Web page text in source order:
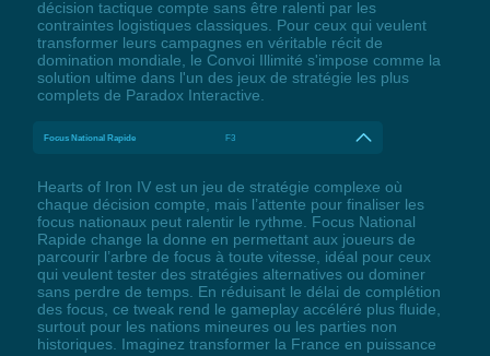
décision tactique compte sans être ralenti par les
contraintes logistiques classiques. Pour ceux qui veulent
transformer leurs campagnes en véritable récit de
domination mondiale, le Convoi Illimité s'impose comme la
solution ultime dans l'un des jeux de stratégie les plus
complets de Paradox Interactive.
Focus National Rapide F3
Hearts of Iron IV est un jeu de stratégie complexe où
chaque décision compte, mais l’attente pour finaliser les
focus nationaux peut ralentir le rythme. Focus National
Rapide change la donne en permettant aux joueurs de
parcourir l’arbre de focus à toute vitesse, idéal pour ceux
qui veulent tester des stratégies alternatives ou dominer
sans perdre de temps. En réduisant le délai de complétion
des focus, ce tweak rend le gameplay accéléré plus fluide,
surtout pour les nations mineures ou les parties non
historiques. Imaginez transformer la France en puissance